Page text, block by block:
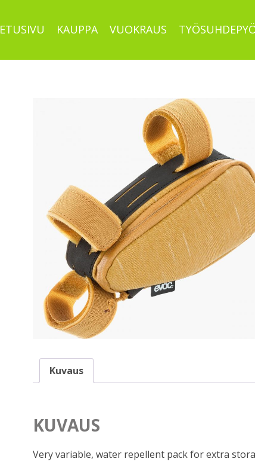
ETUSIVU KAUPPA VUOKRAUS
Kuvaus
KUVAUS
Very variable, water repellent pack for extra